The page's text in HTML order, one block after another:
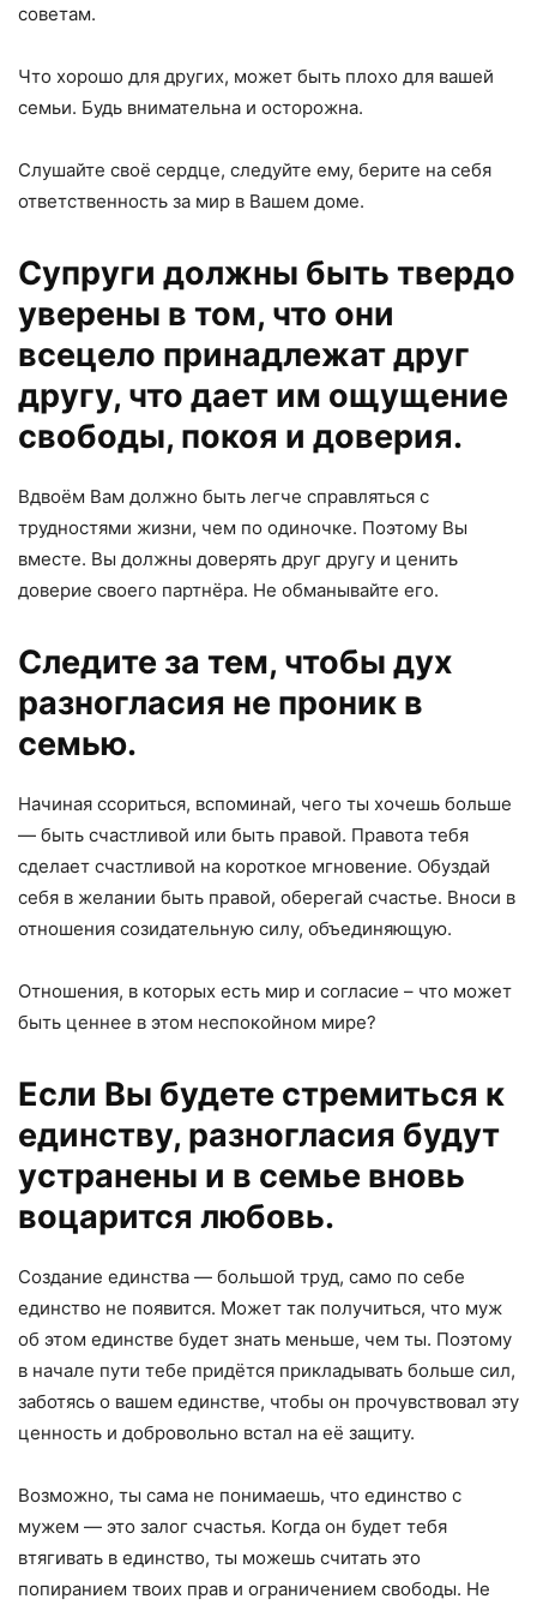
советам.
Что хорошо для других, может быть плохо для вашей
семьи. Будь внимательна и осторожна.
Слушайте своё сердце, следуйте ему, берите на себя
ответственность за мир в Вашем доме.
Супруги должны быть твердо
уверены в том, что они
всецело принадлежат друг
другу, что дает им ощущение
свободы, покоя и доверия.
Вдвоём Вам должно быть легче справляться с
трудностями жизни, чем по одиночке. Поэтому Вы
вместе. Вы должны доверять друг другу и ценить
доверие своего партнёра. Не обманывайте его.
Следите за тем, чтобы дух
разногласия не проник в
семью.
Начиная ссориться, вспоминай, чего ты хочешь больше
— быть счастливой или быть правой. Правота тебя
сделает счастливой на короткое мгновение. Обуздай
себя в желании быть правой, оберегай счастье. Вноси в
отношения созидательную силу, объединяющую.
Отношения, в которых есть мир и согласие – что может
быть ценнее в этом неспокойном мире?
Если Вы будете стремиться к
единству, разногласия будут
устранены и в семье вновь
воцарится любовь.
Создание единства — большой труд, само по себе
единство не появится. Может так получиться, что муж
об этом единстве будет знать меньше, чем ты. Поэтому
в начале пути тебе придётся прикладывать больше сил,
заботясь о вашем единстве, чтобы он прочувствовал эту
ценность и добровольно встал на её защиту.
Возможно, ты сама не понимаешь, что единство с
мужем — это залог счастья. Когда он будет тебя
втягивать в единство, ты можешь считать это
попиранием твоих прав и ограничением свободы. Не